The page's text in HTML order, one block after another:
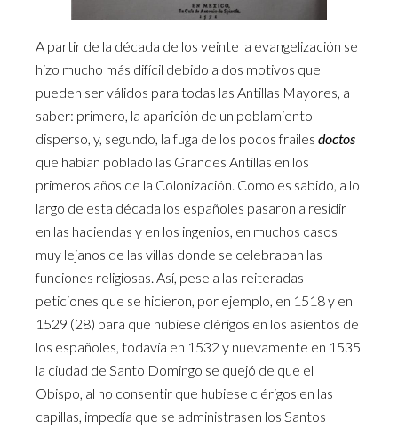
A partir de la década de los veinte la evangelización se
hizo mucho más difícil debido a dos motivos que
pueden ser válidos para todas las Antillas Mayores, a
saber: primero, la aparición de un poblamiento
disperso, y, segundo, la fuga de los pocos frailes doctos
que habían poblado las Grandes Antillas en los
primeros años de la Colonización. Como es sabido, a lo
largo de esta década los españoles pasaron a residir
en las haciendas y en los ingenios, en muchos casos
muy lejanos de las villas donde se celebraban las
funciones religiosas. Así, pese a las reiteradas
peticiones que se hicieron, por ejemplo, en 1518 y en
1529 (28) para que hubiese clérigos en los asientos de
los españoles, todavía en 1532 y nuevamente en 1535
la ciudad de Santo Domingo se quejó de que el
Obispo, al no consentir que hubiese clérigos en las
capillas, impedía que se administrasen los Santos